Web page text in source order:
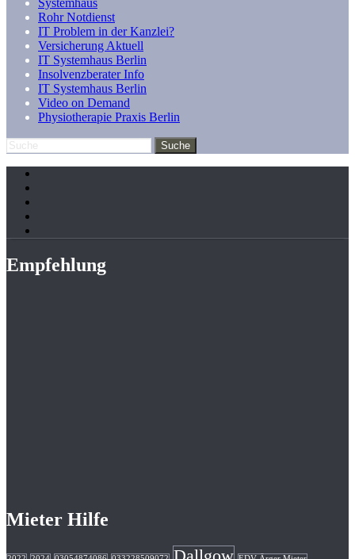
Systemhaus
Rohr Notdienst
IT Problem in der Kanzlei?
Versicherung Aktuell
IT Systemhaus Berlin
Insolvenzberater Info
IT Systemhaus Berlin
Video on Demand
Physiotherapie Praxis Berlin
Empfehlung
Mieter Hilfe